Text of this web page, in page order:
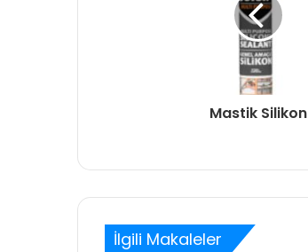
Mastik Silikon
İlgili Makaleler